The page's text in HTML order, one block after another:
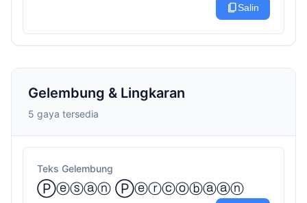
content_copySalin
Gelembung & Lingkaran
5 gaya tersedia
Teks Gelembung
Ⓟⓔⓢⓐⓝ Ⓟⓔⓡⓒⓞⓑⓐⓐⓝ